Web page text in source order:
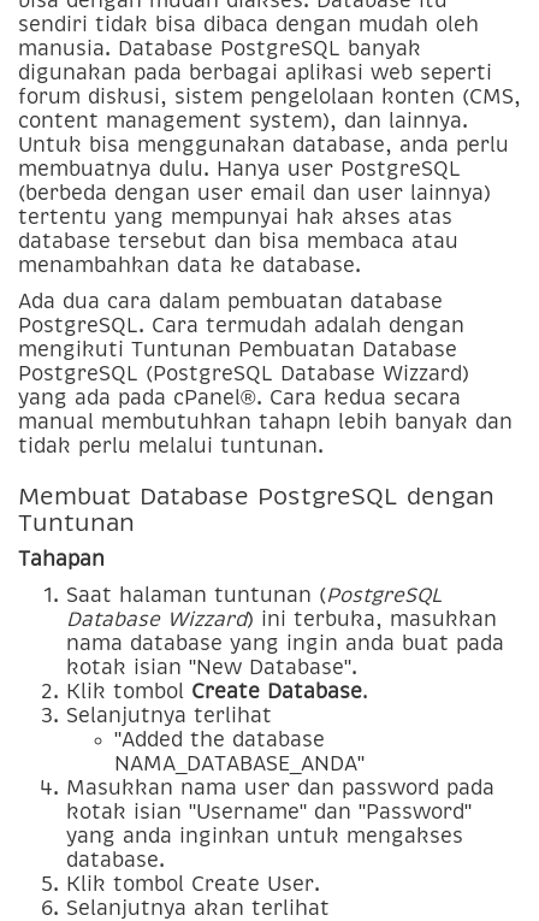
sendiri tidak bisa dibaca dengan mudah oleh
manusia. Database PostgreSQL banyak
digunakan pada berbagai aplikasi web seperti
forum diskusi, sistem pengelolaan konten (CMS,
content management system), dan lainnya.
Untuk bisa menggunakan database, anda perlu
membuatnya dulu. Hanya user PostgreSQL
(berbeda dengan user email dan user lainnya)
tertentu yang mempunyai hak akses atas
database tersebut dan bisa membaca atau
menambahkan data ke database.
Ada dua cara dalam pembuatan database
PostgreSQL. Cara termudah adalah dengan
mengikuti Tuntunan Pembuatan Database
PostgreSQL (PostgreSQL Database Wizzard)
yang ada pada cPanel®. Cara kedua secara
manual membutuhkan tahapn lebih banyak dan
tidak perlu melalui tuntunan.
Membuat Database PostgreSQL dengan
Tuntunan
Tahapan
Saat halaman tuntunan (PostgreSQL
Database Wizzard) ini terbuka, masukkan
nama database yang ingin anda buat pada
kotak isian "New Database".
Klik tombol Create Database.
Selanjutnya terlihat
"Added the database
NAMA_DATABASE_ANDA"
Masukkan nama user dan password pada
kotak isian "Username" dan "Password"
yang anda inginkan untuk mengakses
database.
Klik tombol Create User.
Selanjutnya akan terlihat